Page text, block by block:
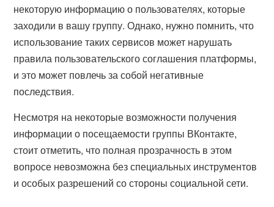
некоторую информацию о пользователях, которые
заходили в вашу группу. Однако, нужно помнить, что
использование таких сервисов может нарушать
правила пользовательского соглашения платформы,
и это может повлечь за собой негативные
последствия.
Несмотря на некоторые возможности получения
информации о посещаемости группы ВКонтакте,
стоит отметить, что полная прозрачность в этом
вопросе невозможна без специальных инструментов
и особых разрешений со стороны социальной сети.